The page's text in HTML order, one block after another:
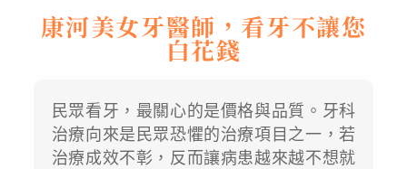
康河美女牙醫師，看牙不讓您
白花錢
民眾看牙，最關心的是價格與品質。牙科
治療向來是民眾恐懼的治療項目之一，若
治療成效不彰，反而讓病患越來越不想就